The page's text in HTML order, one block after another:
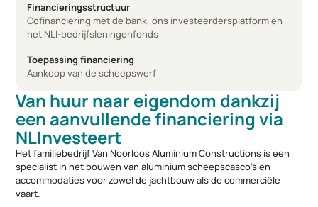
Financieringsstructuur
Cofinanciering met de bank, ons investeerdersplatform en
het NLI-bedrijfsleningenfonds
Toepassing financiering
Aankoop van de scheepswerf
Van huur naar eigendom dankzij
een aanvullende financiering via
NLInvesteert
Het familiebedrijf Van Noorloos Aluminium Constructions is een
specialist in het bouwen van aluminium scheepscasco’s en
accommodaties voor zowel de jachtbouw als de commerciële
vaart.